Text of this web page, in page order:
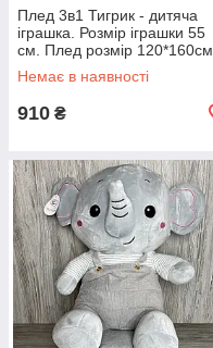
Плед 3в1 Тигрик - дитяча
іграшка. Розмір іграшки 55
см. Плед розмір 120*160см.
Немає в наявності
910 ₴